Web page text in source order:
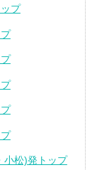
プ
小松)発トップ